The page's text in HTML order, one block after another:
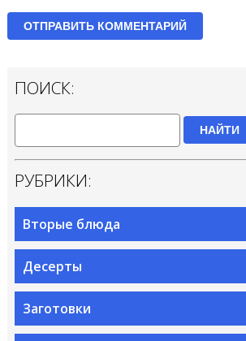
ПОИСК:
НАЙТИ
РУБРИКИ:
Вторые блюда
Десерты
Заготовки